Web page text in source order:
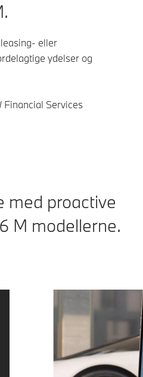
eller
ydelser og
Financial Services
med proactive
M modellerne.